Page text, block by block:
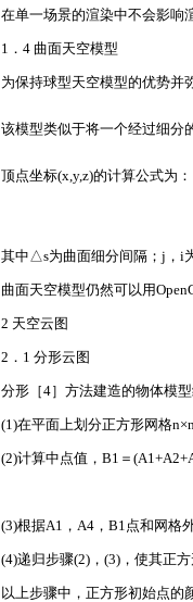
在单一场景的渲染中不会影响
1．4 曲面天空模型
为保持球型天空模型的优势并
该模型类似于将一个经过细分
顶点坐标(x,y,z)的计算公式为：
其中△s为曲面细分间隔；j，i
曲面天空模型仍然可以用
2 天空云图
2．1 分形云图
分形［4］方法建造的物体模
(1)在平面上划分正方形网格
(2)计算中点值，B1＝
(3)根据A1，A4，B1点和网格
(4)递归步骤(2)，(3)，使其正
以上步骤中，正方形初始点的